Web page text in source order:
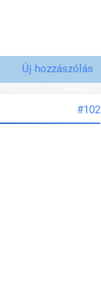
Új hozzászólás
#102